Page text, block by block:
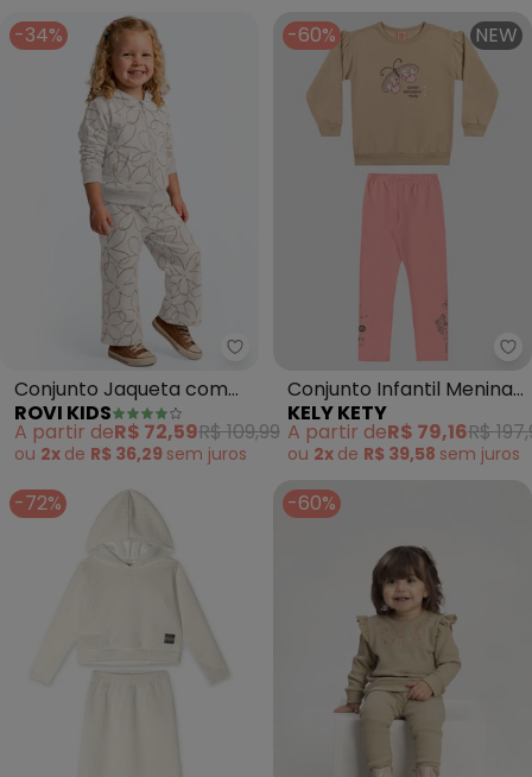
-34%
Rovi Kids - Conjunto Jaqueta
Conjunto Jaqueta com
Calça Feminino (Bege)
ROVI KIDS
A partir deR$ 72,59R$ 109,99
ou 2x de R$ 36,29 sem juros
-60% NEW
Conjunto Infantil Menina
Blusão e Legging
Borboletas (Bege)
KELY KETY
A partir deR$ 79,16R$
ou 2x de R$ 39,58 sem juros
-72% -60%